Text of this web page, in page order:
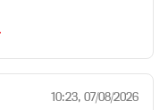
10:23, 07/08/2026